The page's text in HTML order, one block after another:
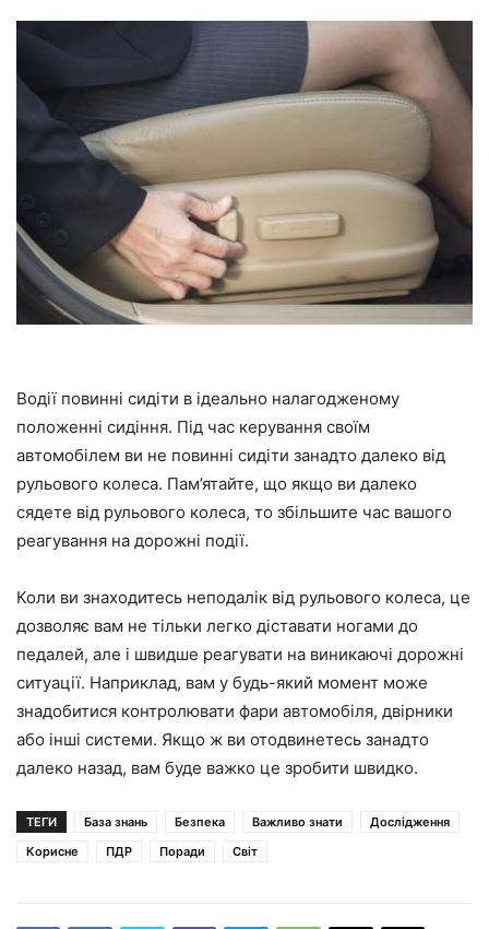
Водії повинні сидіти в ідеально налагодженому
положенні сидіння. Під час керування своїм
автомобілем ви не повинні сидіти занадто далеко від
рульового колеса. Пам’ятайте, що якщо ви далеко
сядете від рульового колеса, то збільшите час вашого
реагування на дорожні події.
Коли ви знаходитесь неподалік від рульового колеса, це
дозволяє вам не тільки легко діставати ногами до
педалей, але і швидше реагувати на виникаючі дорожні
ситуації. Наприклад, вам у будь-який момент може
знадобитися контролювати фари автомобіля, двірники
або інші системи. Якщо ж ви отодвинетесь занадто
далеко назад, вам буде важко це зробити швидко.
ТЕГИ База знань Безпека Важливо знати
Дослідження
Корисне
ПДР Поради Світ